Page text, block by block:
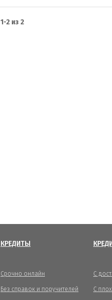
1-2 из 2
КРЕДИТЫ
Срочно онлайн
Без справок и поручителей
С
С